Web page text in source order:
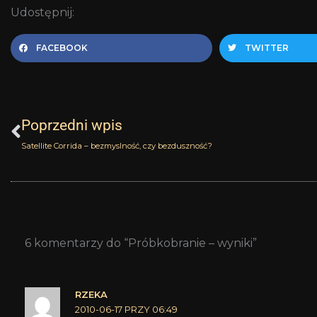
Udostępnij:
FACEBOOK TWITTER
Poprzedni wpis
Satellite Corrida – bezmyslność, czy bezduszność?
6 komentarzy do “Próbkobranie – wyniki”
RZEKA
2010-06-17 PRZY 06:49